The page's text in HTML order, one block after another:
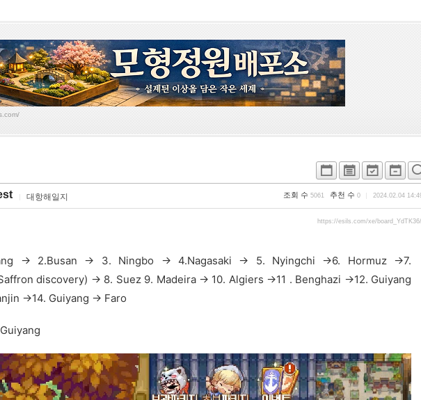
대항해일지 조회 수 5061 추천 수 0 2024.02.04
https://esils.com/xe/
-> 2.Busan -> 3. Ningbo -> 4.Nagasaki -> 5. Nyingchi ->6. Hormuz ->7.
discovery) -> 8. Suez 9. Madeira -> 10. Algiers ->11 . Benghazi ->12. Guiyang
->14. Guiyang -> Faro